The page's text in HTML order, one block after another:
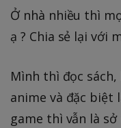
Ở nhà nhiều thì
ạ ? Chia sẻ lại với
Mình thì đọc
anime và đặc biệt
game thì vẫn là